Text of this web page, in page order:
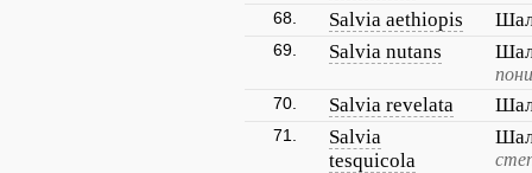
68. Salvia aethiopis
69. Salvia nutans
70. Salvia revelata
71.
Salvia
tesquicola